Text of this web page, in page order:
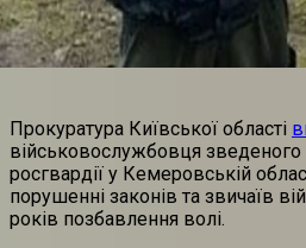
Прокуратура Київської області
військовослужбовця зведеного
росгвардії у Кемеровській
порушенні законів та звичаїв
років позбавлення волі.